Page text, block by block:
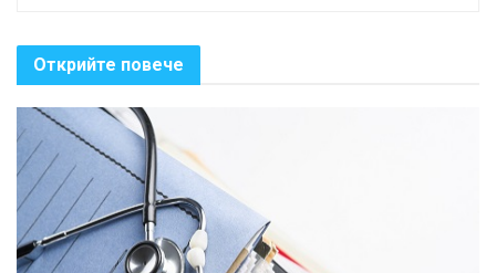
Открийте повече